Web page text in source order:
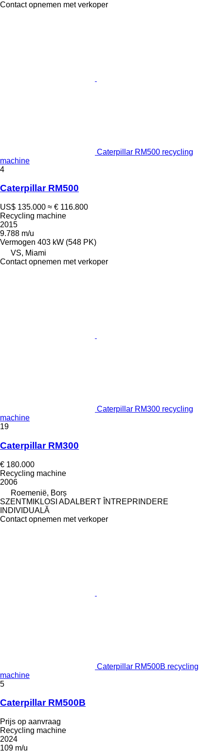
Contact opnemen met verkoper
Caterpillar RM500 recycling
machine
4
Caterpillar RM500
US$ 135.000 ≈ € 116.800
Recycling machine
2015
9.788 m/u
Vermogen 403 kW (548 PK)
VS, Miami
Contact opnemen met verkoper
Caterpillar RM300 recycling
machine
19
Caterpillar RM300
€ 180.000
Recycling machine
2006
Roemenië, Borș
SZENTMIKLOSI ADALBERT ÎNTREPRINDERE
INDIVIDUALĂ
Contact opnemen met verkoper
Caterpillar RM500B recycling
machine
5
Caterpillar RM500B
Prijs op aanvraag
Recycling machine
2024
109 m/u